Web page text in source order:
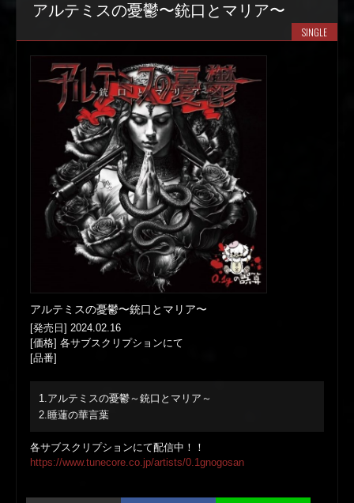
アルテミスの憂鬱〜銃口とマリア〜
SINGLE
アルテミスの憂鬱〜銃口とマリア〜
[発売日] 2024.02.16
[価格] 各サブスクリプションにて
[品番]
1.アルテミスの憂鬱～銃口とマリア～
2.睡蓮の華言葉
各サブスクリプションにて配信中！！
https://www.tunecore.co.jp/artists/0.1gnogosan